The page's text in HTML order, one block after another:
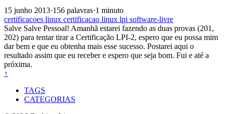
15 junho 2013·156 palavras·1 minuto
certificacoes linux certificacao linux lpi software-livre
Salve Salve Pessoal! Amanhã estarei fazendo as duas provas (201,
202) para tentar tirar a Certificação LPI-2, espero que eu possa mim
dar bem e que eu obtenha mais esse sucesso. Postarei aqui o
resultado assim que eu receber e espero que seja bom. Fui e até a
próxima.
↑
TAGS
CATEGORIAS